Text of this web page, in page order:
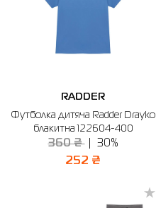
RADDER
Футболка дитяча Radder Drayko
блакитна 122604-400
360 ₴ 30%
252 ₴